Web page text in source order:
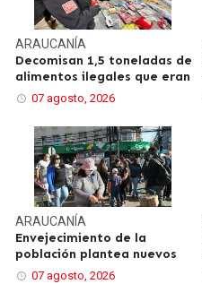
ARAUCANÍA
Decomisan 1,5 toneladas de
alimentos ilegales que eran
07 agosto, 2026
ARAUCANÍA
Envejecimiento de la
población plantea nuevos
07 agosto, 2026